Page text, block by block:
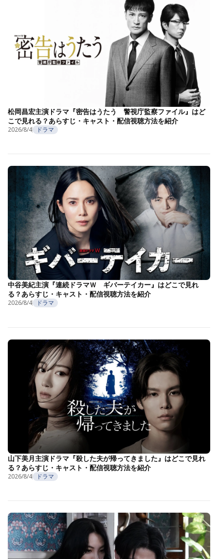
松岡昌宏主演ドラマ『密告はうたう 警視庁監察ファイル』はど
こで見れる？あらすじ・キャスト・配信視聴方法を紹介
2026/8/4 ドラマ
中谷美紀主演『連続ドラマＷ ギバーテイカー』はどこで見れ
る？あらすじ・キャスト・配信視聴方法を紹介
2026/8/4 ドラマ
山下美月主演ドラマ『殺した夫が帰ってきました』はどこで見れ
る？あらすじ・キャスト・配信視聴方法を紹介
2026/8/4 ドラマ